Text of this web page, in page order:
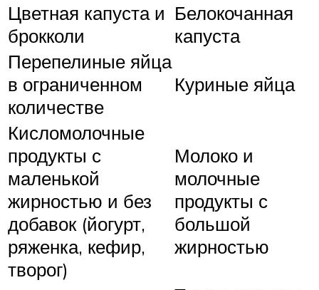
Цветная капуста и
брокколи
Белокочанная
капуста
Перепелиные яйца
в ограниченном
количестве
Куриные яйца
Кисломолочные
продукты с
маленькой
жирностью и без
добавок (йогурт,
ряженка, кефир,
творог)
Молоко и
молочные
продукты с
большой
жирностью